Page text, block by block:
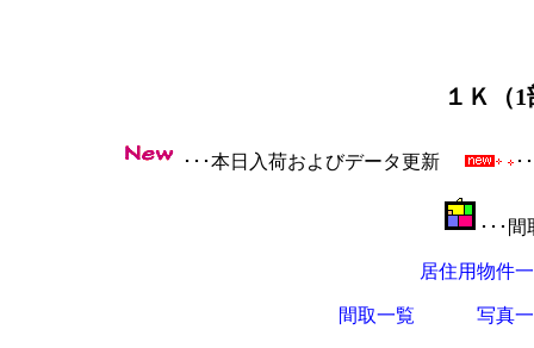
１Ｋ（
･･･本日入荷およびデータ更新 ･
･･･
居住用物件
間取一覧 写真